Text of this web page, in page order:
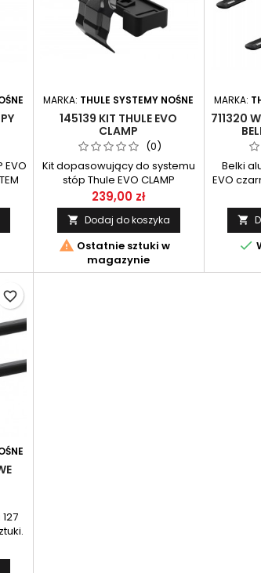
EVO
MARKA: THULE SYSTEMY NOŚNE
145139 KIT THULE EVO
CLAMP
(0)
Kit dopasowujący do systemu
stóp Thule EVO CLAMP
239,00 zł
 Dodaj do koszyka
 Ostatnie sztuki w
magazynie
MARKA:
711320
Belki
EVO


favorite_border